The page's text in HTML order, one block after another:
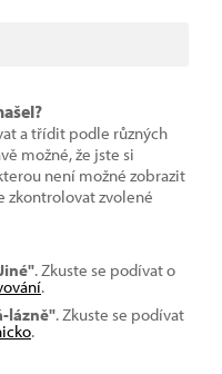
a třídit podle různých
možné, že jste si
není možné zobrazit
zkontrolovat zvolené
. Zkuste se podívat o
.
lázně". Zkuste se podívat
.